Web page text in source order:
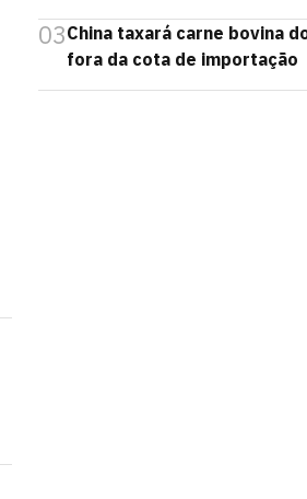
03China taxará carne bovina
fora da cota de importação